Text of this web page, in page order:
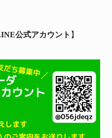
公式アカウント 】